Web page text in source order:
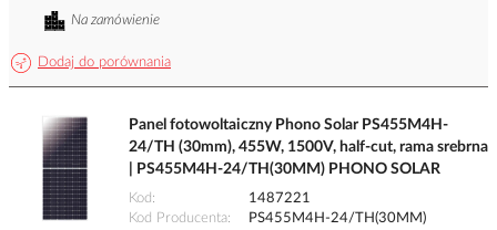
Dodaj do porównania
Na zamówienie
Panel fotowoltaiczny Phono Solar PS455M4H-
24/TH (30mm), 455W, 1500V, half-cut, rama srebrna
| PS455M4H-24/TH(30MM) PHONO SOLAR
Kod
1487221
Kod Producenta
PS455M4H-24/TH(30MM)